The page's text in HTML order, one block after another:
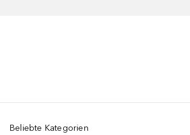
Beliebte Kategorien